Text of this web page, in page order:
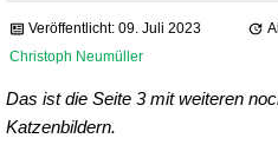
Veröffentlicht: 09. Juli 2023
Christoph Neumüller
Das ist die Seite 3 mit weiteren
Katzenbildern.